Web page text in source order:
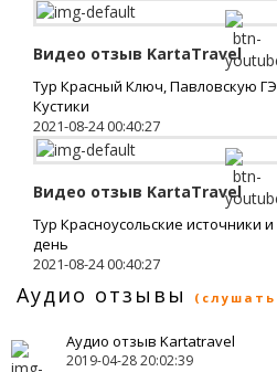
Видео отзыв KartaTravel
Тур Красный Ключ, Павловскую
Кустики
2021-08-24 00:40:27
Видео отзыв KartaTravel
Тур Красноусольские источники
день
2021-08-24 00:40:27
Аудио отзывы (слушать
Аудио отзыв Kartatravel
2019-04-28 20:02:39